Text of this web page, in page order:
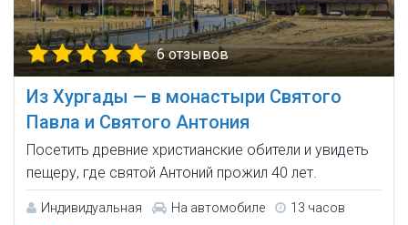
6 отзывов
Из Хургады — в монастыри Святого
Павла и Святого Антония
Посетить древние христианские обители и увидеть
пещеру, где святой Антоний прожил 40 лет.
Индивидуальная На автомобиле 13 часов